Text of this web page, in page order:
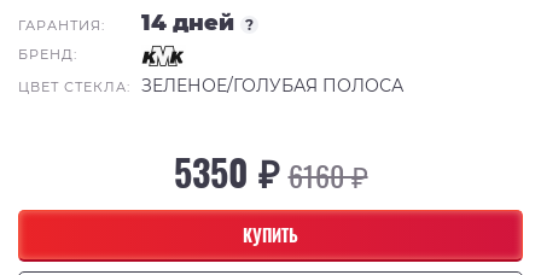
ГАРАНТИЯ: 14 дней ?
БРЕНД:
ЦВЕТ СТЕКЛА:
ЗЕЛЕНОЕ/ГОЛУБАЯ ПОЛОСА
5350 ₽6160 ₽
КУПИТЬ